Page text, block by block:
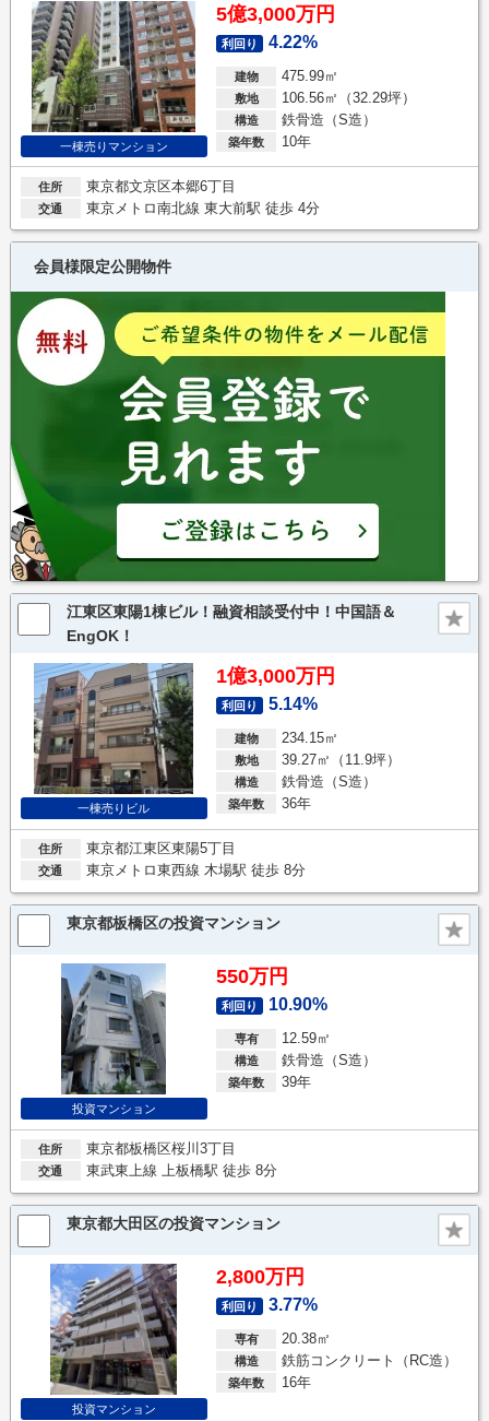
一棟売りマンション
5億3,000万円
利回り 4.22%
建物 475.99㎡
敷地 106.56㎡（32.29坪）
構造 鉄骨造（S造）
築年数 10年
住所 東京都文京区本郷6丁目
交通 東京メトロ南北線 東大前駅 徒歩 4分
会員様限定公開物件
江東区東陽1棟ビル！融資相談受付中！中国語＆
EngOK！
一棟売りビル
1億3,000万円
利回り 5.14%
建物 234.15㎡
敷地 39.27㎡（11.9坪）
構造 鉄骨造（S造）
築年数 36年
住所 東京都江東区東陽5丁目
交通 東京メトロ東西線 木場駅 徒歩 8分
東京都板橋区の投資マンション
投資マンション
550万円
利回り 10.90%
専有 12.59㎡
構造 鉄骨造（S造）
築年数 39年
住所 東京都板橋区桜川3丁目
交通 東武東上線 上板橋駅 徒歩 8分
東京都大田区の投資マンション
投資マンション
2,800万円
利回り 3.77%
専有 20.38㎡
構造 鉄筋コンクリート（RC造）
築年数 16年